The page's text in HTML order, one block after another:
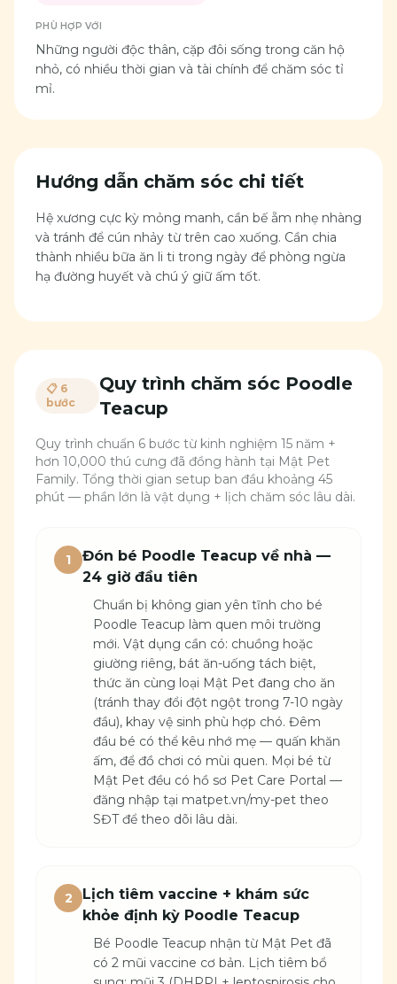
PHÙ HỢP VỚI
Những người độc thân, cặp đôi sống trong căn hộ
nhỏ, có nhiều thời gian và tài chính để chăm sóc tỉ
mỉ.
Hướng dẫn chăm sóc chi tiết
Hệ xương cực kỳ mỏng manh, cần bế ẵm nhẹ nhàng
và tránh để cún nhảy từ trên cao xuống. Cần chia
thành nhiều bữa ăn li ti trong ngày để phòng ngừa
hạ đường huyết và chú ý giữ ấm tốt.
📋 6
bước
Quy trình chăm sóc Poodle
Teacup
Quy trình chuẩn 6 bước từ kinh nghiệm 15 năm +
hơn 10,000 thú cưng đã đồng hành tại Mật Pet
Family. Tổng thời gian setup ban đầu khoảng 45
phút — phần lớn là vật dụng + lịch chăm sóc lâu dài.
1
Đón bé Poodle Teacup về nhà —
24 giờ đầu tiên
Chuẩn bị không gian yên tĩnh cho bé
Poodle Teacup làm quen môi trường
mới. Vật dụng cần có: chuồng hoặc
giường riêng, bát ăn-uống tách biệt,
thức ăn cùng loại Mật Pet đang cho ăn
(tránh thay đổi đột ngột trong 7-10 ngày
đầu), khay vệ sinh phù hợp chó. Đêm
đầu bé có thể kêu nhớ mẹ — quấn khăn
ấm, để đồ chơi có mùi quen. Mọi bé từ
Mật Pet đều có hồ sơ Pet Care Portal —
đăng nhập tại matpet.vn/my-pet theo
SĐT để theo dõi lâu dài.
2
Lịch tiêm vaccine + khám sức
khỏe định kỳ Poodle Teacup
Bé Poodle Teacup nhận từ Mật Pet đã
có 2 mũi vaccine cơ bản. Lịch tiêm bổ